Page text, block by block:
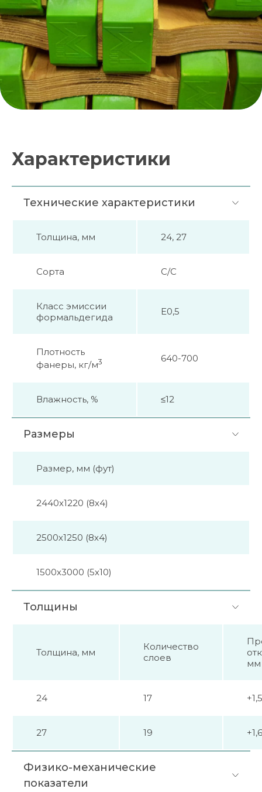
Характеристики
Технические характеристики
Толщина, мм 24, 27
Сорта C/C
Класс эмиссии
формальдегида
E0,5
Плотность
фанеры, кг/м3 640-700
Влажность, % ≤12
Размеры
Размер, мм (фут)
2440х1220 (8х4)
2500х1250 (8х4)
1500х3000 (5х10)
Толщины
Толщина, мм
Количество
слоев
мм
24 17
27 19
Физико-механические
показатели